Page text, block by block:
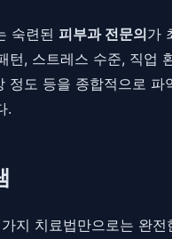
숙련된 피부과 전문의가
, 스트레스 수준, 직
도 등을 종합적으로
.
지 치료법만으로는 완